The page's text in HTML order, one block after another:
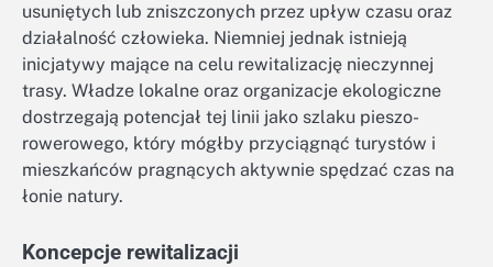
usuniętych lub zniszczonych przez upływ czasu oraz
działalność człowieka. Niemniej jednak istnieją
inicjatywy mające na celu rewitalizację nieczynnej
trasy. Władze lokalne oraz organizacje ekologiczne
dostrzegają potencjał tej linii jako szlaku pieszo-
rowerowego, który mógłby przyciągnąć turystów i
mieszkańców pragnących aktywnie spędzać czas na
łonie natury.
Koncepcje rewitalizacji